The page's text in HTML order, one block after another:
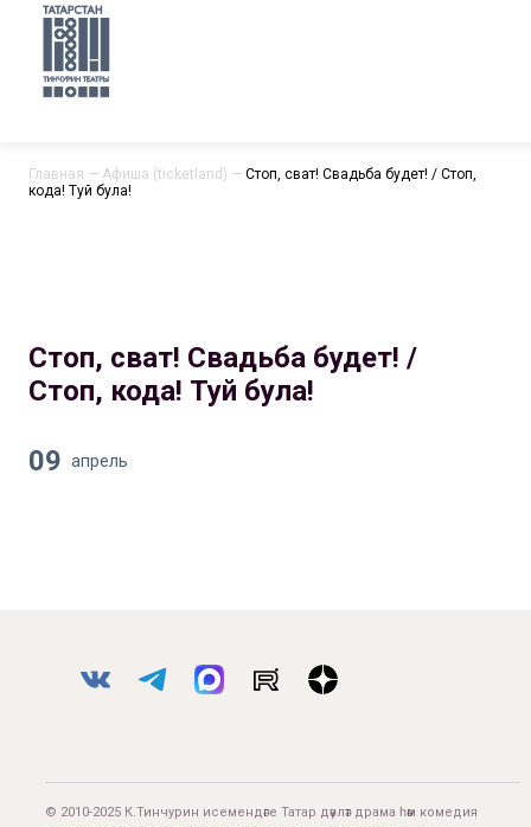
Главная — Афиша (ticketland) — Стоп, сват! Свадьба будет! / Стоп,
кода! Туй була!
Стоп, сват! Свадьба будет! /
Стоп, кода! Туй була!
09 апрель
© 2010-2025 К.Тинчурин исемендәге Татар дәүләт драма һәм комедия